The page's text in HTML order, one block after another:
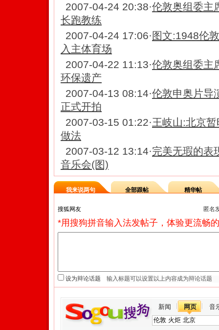
2007-04-24 20:38·伦敦奥组委主
长跑教练
2007-04-24 17:06· 图文:1948伦
入主体育场
2007-04-22 11:13·伦敦奥组委主
环保遗产
2007-04-13 08:14·伦敦申奥片导
正式开拍
2007-03-15 01:22·王岐山:北京
做法
2007-03-12 13:14·完美无瑕的表
音乐会(图)
我来说两句 全部跟帖 精华帖
匿名
*用搜狗拼音输入法发帖子，体验更流畅
设为辩论话题
新闻 网页 音